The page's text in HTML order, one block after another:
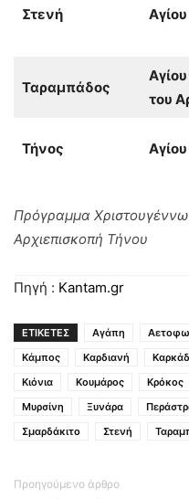
Στενή
Ταραμπάδος
του
Τήνος
Πρόγραμμα
Αρχιεπισκοπή Τήνου
Πηγή : Kantam.gr
ΕΤΙΚΕΤΕΣ Αγάπη
Κάμπος
Καρδιανή
Κιόνια
Κουμάρος Κρόκος
Μυρσίνη
Ξυνάρα
Σμαρδάκιτο
Στενή
Προηγούμενο άρθρο